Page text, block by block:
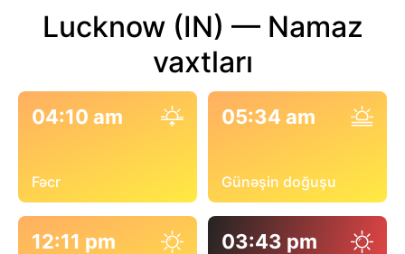
Lucknow (IN) — Namaz
vaxtları
04:10 am
Fəcr
05:34 am
Günəşin doğuşu
12:11 pm 03:43 pm